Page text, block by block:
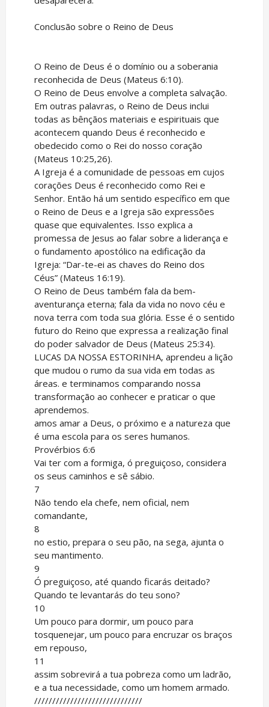
Conclusão sobre o Reino de Deus
O Reino de Deus é o domínio ou a soberania
reconhecida de Deus (Mateus 6:10).
O Reino de Deus envolve a completa salvação.
Em outras palavras, o Reino de Deus inclui
todas as bênçãos materiais e espirituais que
acontecem quando Deus é reconhecido e
obedecido como o Rei do nosso coração
(Mateus 10:25,26).
A Igreja é a comunidade de pessoas em cujos
corações Deus é reconhecido como Rei e
Senhor. Então há um sentido específico em que
o Reino de Deus e a Igreja são expressões
quase que equivalentes. Isso explica a
promessa de Jesus ao falar sobre a liderança e
o fundamento apostólico na edificação da
Igreja: “Dar-te-ei as chaves do Reino dos
Céus” (Mateus 16:19).
O Reino de Deus também fala da bem-
aventurança eterna; fala da vida no novo céu e
nova terra com toda sua glória. Esse é o sentido
futuro do Reino que expressa a realização final
do poder salvador de Deus (Mateus 25:34).
LUCAS DA NOSSA ESTORINHA, aprendeu a lição
que mudou o rumo da sua vida em todas as
áreas. e terminamos comparando nossa
transformação ao conhecer e praticar o que
aprendemos.
amos amar a Deus, o próximo e a natureza que
é uma escola para os seres humanos.
Provérbios 6:6
Vai ter com a formiga, ó preguiçoso, considera
os seus caminhos e sê sábio.
7
Não tendo ela chefe, nem oficial, nem
comandante,
8
no estio, prepara o seu pão, na sega, ajunta o
seu mantimento.
9
Ó preguiçoso, até quando ficarás deitado?
Quando te levantarás do teu sono?
10
Um pouco para dormir, um pouco para
tosquenejar, um pouco para encruzar os braços
em repouso,
11
assim sobrevirá a tua pobreza como um ladrão,
e a tua necessidade, como um homem armado.
//////////////////////////////